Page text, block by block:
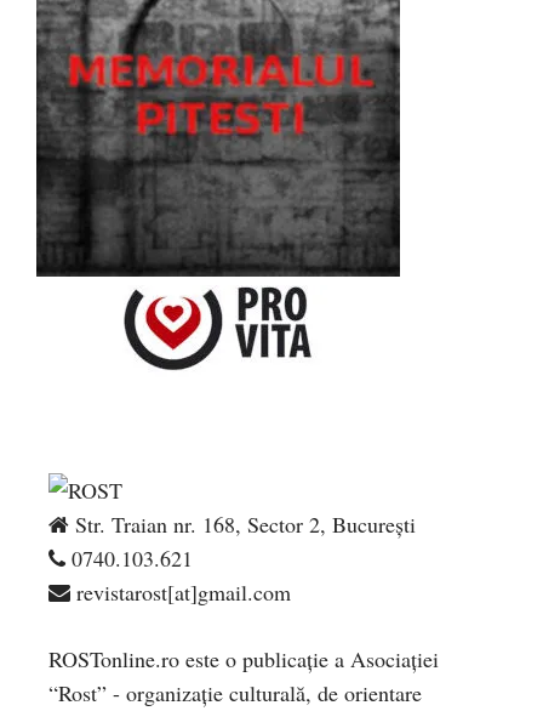
Str. Traian nr. 168, Sector 2, București
0740.103.621
revistarost[at]gmail.com
ROSTonline.ro este o publicaţie a Asociaţiei
“Rost” - organizaţie culturală, de orientare